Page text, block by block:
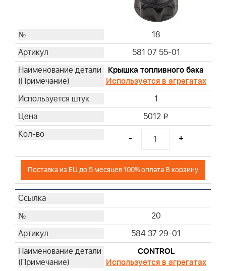
18
581 07 55-01
Крышка топливного бака
Используется в агрегатах
1
5012 i
- +
Поставка из EU до 5 месяцев 100% оплата В корзину
20
584 37 29-01
CONTROL
Используется в агрегатах